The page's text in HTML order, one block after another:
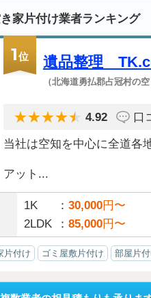
家片付け業者ランキング
1位 遺品整理
（北海道勇払郡占冠村の空
4.92 口
当社は空知を中心に全道各
アット...
1K 30,000円〜
2LDK
85,000円〜
片付け ゴミ屋敷片付け 部屋片